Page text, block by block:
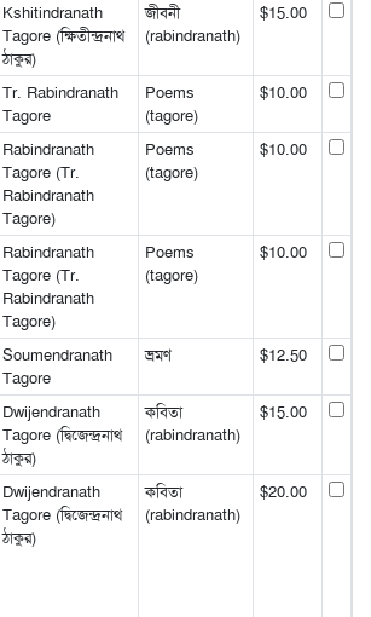
Kshitindranath
Tagore (ক্ষিতীন্দ্রনাথ
ঠাকুর)
জীবনী
(rabindranath)
$15.00
Tr. Rabindranath
Tagore
Poems
(tagore)
$10.00
Rabindranath
Tagore (Tr.
Rabindranath
Tagore)
Poems
(tagore)
$10.00
Rabindranath
Tagore (Tr.
Rabindranath
Tagore)
Poems
(tagore)
$10.00
Soumendranath
Tagore
ভ্রমণ $12.50
Dwijendranath
Tagore (দ্বিজেন্দ্রনাথ
ঠাকুর)
কবিতা
(rabindranath)
$15.00
Dwijendranath
Tagore (দ্বিজেন্দ্রনাথ
ঠাকুর)
কবিতা
(rabindranath)
$20.00